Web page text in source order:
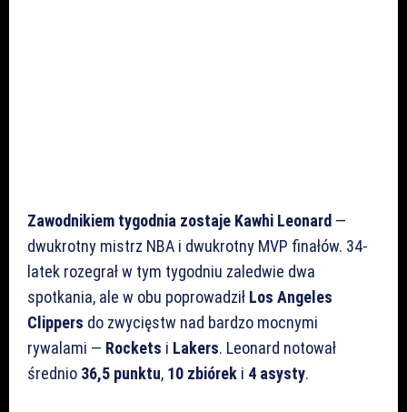
Zawodnikiem tygodnia zostaje Kawhi Leonard —
dwukrotny mistrz NBA i dwukrotny MVP finałów. 34-
latek rozegrał w tym tygodniu zaledwie dwa
spotkania, ale w obu poprowadził Los Angeles
Clippers do zwycięstw nad bardzo mocnymi
rywalami — Rockets i Lakers. Leonard notował
średnio 36,5 punktu, 10 zbiórek i 4 asysty.